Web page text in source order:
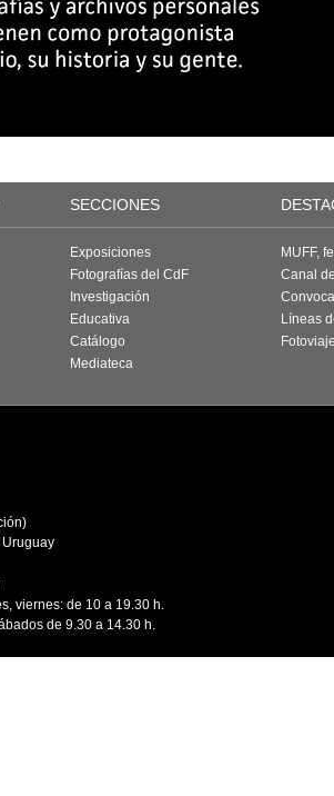
SECCIONES
Exposiciones
Fotografías del CdF
Investigación
Educativa
Catálogo
Mediateca
MUFF,
Canal
Líneas
Uruguay
viernes: de 10 a 19.30 h.
de 9.30 a 14.30 h.